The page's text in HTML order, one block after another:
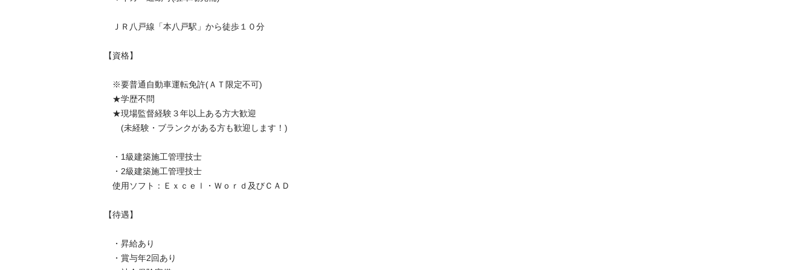
ＪＲ八戸線「本八戸駅」から徒歩１０分
【資格】
※要普通自動車運転免許(ＡＴ限定不可)
★学歴不問
★現場監督経験３年以上ある方大歓迎
(未経験・ブランクがある方も歓迎します！)
・1級建築施工管理技士
・2級建築施工管理技士
使用ソフト：Ｅｘｃｅｌ・Ｗｏｒｄ及びＣＡＤ
【待遇】
・昇給あり
・賞与年2回あり